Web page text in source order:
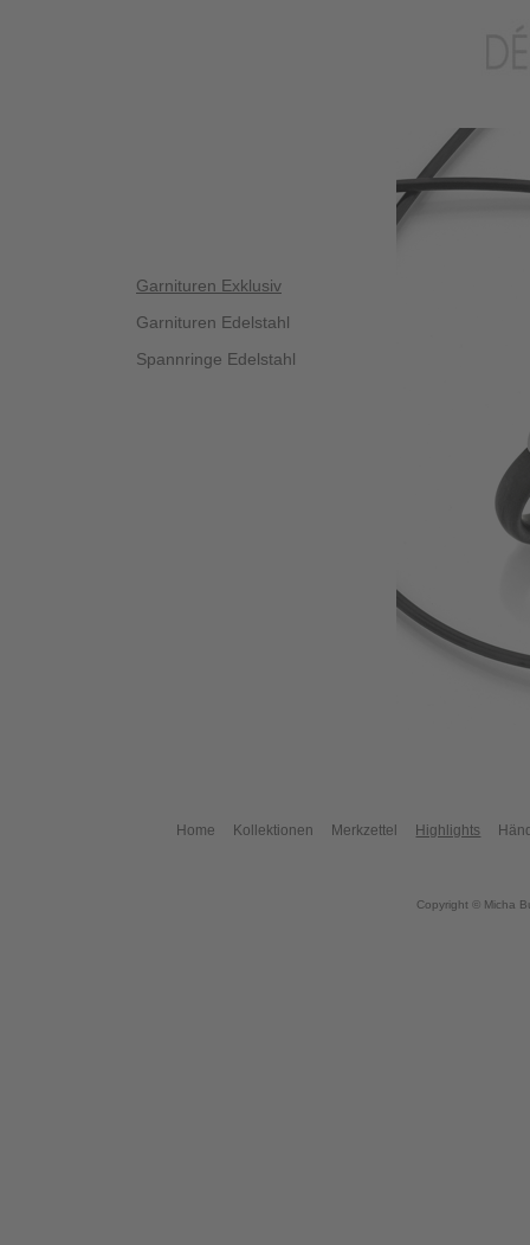
Garnituren Exklusiv
Garnituren Edelstahl
Spannringe Edelstahl
Home Kollektionen Merkzettel Highlights
Copyright © Micha